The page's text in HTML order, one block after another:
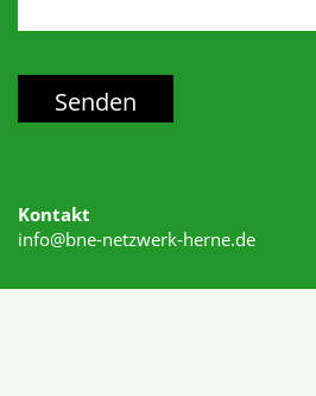
Kontakt
info@bne-netzwerk-herne.de